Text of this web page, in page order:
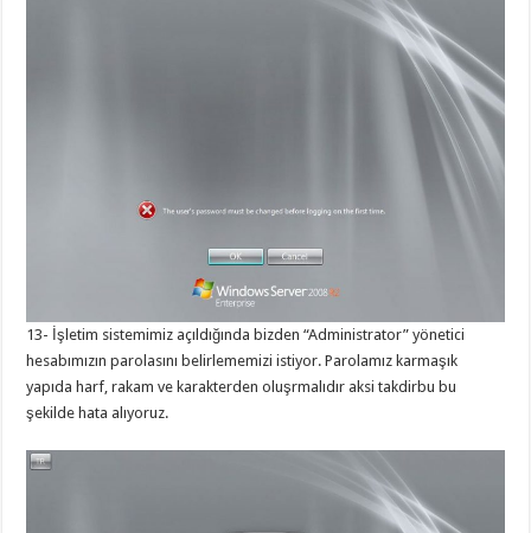
13- İşletim sistemimiz açıldığında bizden “Administrator” yönetici
hesabımızın parolasını belirlememizi istiyor. Parolamız karmaşık
yapıda harf, rakam ve karakterden oluşrmalıdır aksi takdirbu bu
şekilde hata alıyoruz.